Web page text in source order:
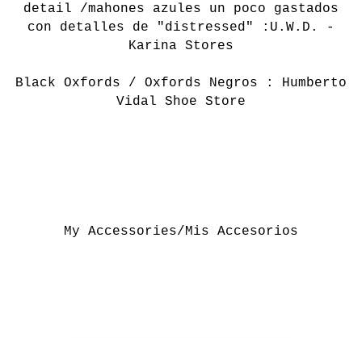
detail /mahones azules un poco gastados
con detalles de "distressed" :U.W.D. -
Karina Stores
Black Oxfords / Oxfords Negros : Humberto
Vidal Shoe Store
My Accessories/Mis Accesorios